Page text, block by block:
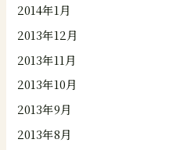
2014年1月
2013年12月
2013年11月
2013年10月
2013年9月
2013年8月